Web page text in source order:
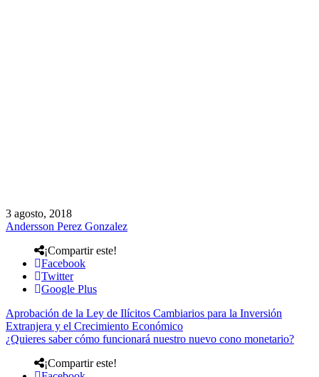
3 agosto, 2018
Andersson Perez Gonzalez
¡Compartir este!
Facebook
Twitter
Google Plus
Aprobación de la Ley de Ilícitos Cambiarios para la Inversión
Extranjera y el Crecimiento Económico
¿Quieres saber cómo funcionará nuestro nuevo cono monetario?
¡Compartir este!